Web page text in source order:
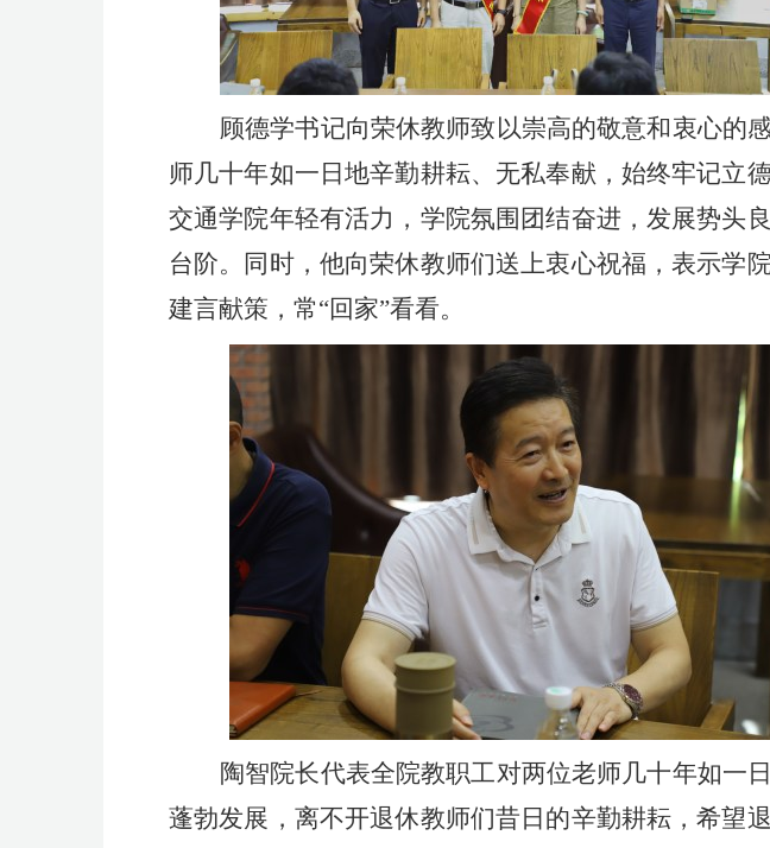
顾德学书记向荣休教师致以崇高的敬意和衷心的
师几十年如一日地辛勤耕耘、无私奉献，始终牢记立
交通学院年轻有活力，学院氛围团结奋进，发展势头
台阶。同时，他向荣休教师们送上衷心祝福，表示学
建言献策，常“回家”看看。
陶智院长代表全院教职工对两位老师几十年如一
蓬勃发展，离不开退休教师们昔日的辛勤耕耘，希望